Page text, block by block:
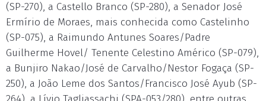
(SP-270), a Castello Branco (SP-280), a Senador José
Ermírio de Moraes, mais conhecida como Castelinho
(SP-075), a Raimundo Antunes Soares/Padre
Guilherme Hovel/ Tenente Celestino Américo (SP-079),
a Bunjiro Nakao/José de Carvalho/Nestor Fogaça (SP-
250), a João Leme dos Santos/Francisco José Ayub (SP-